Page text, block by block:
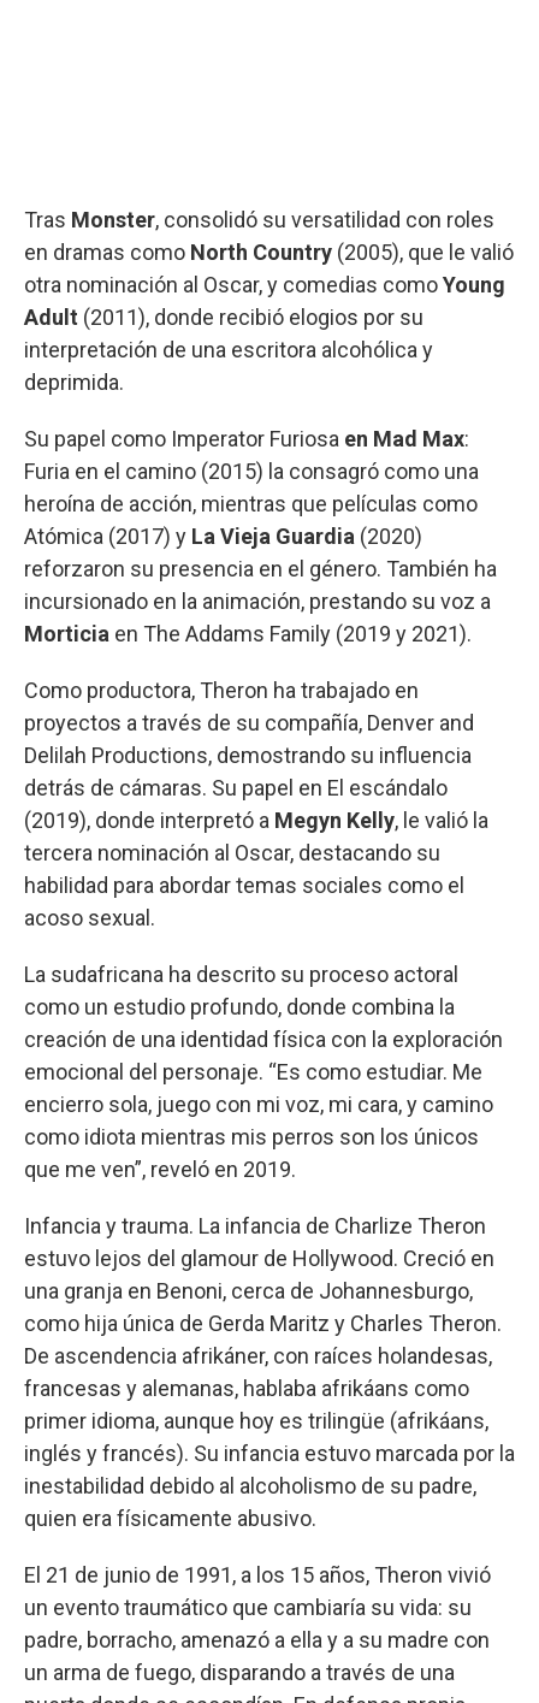
Tras Monster, consolidó su versatilidad con roles
en dramas como North Country (2005), que le valió
otra nominación al Oscar, y comedias comoYoung
Adult (2011), donde recibió elogios por su
interpretación de una escritora alcohólica y
deprimida.
Su papel como Imperator Furiosa en Mad Max:
Furia en el camino (2015) la consagró como una
heroína de acción, mientras que películas como
Atómica (2017) y La Vieja Guardia (2020)
reforzaron su presencia en el género. También ha
incursionado en la animación, prestando su voz a
Morticia en The Addams Family (2019 y 2021).
Como productora, Theron ha trabajado en
proyectos a través de su compañía, Denver and
Delilah Productions, demostrando su influencia
detrás de cámaras. Su papel en El escándalo
(2019), donde interpretó a Megyn Kelly, le valió la
tercera nominación al Oscar, destacando su
habilidad para abordar temas sociales como el
acoso sexual.
La sudafricana ha descrito su proceso actoral
como un estudio profundo, donde combina la
creación de una identidad física con la exploración
emocional del personaje. “Es como estudiar. Me
encierro sola, juego con mi voz, mi cara, y camino
como idiota mientras mis perros son los únicos
que me ven”, reveló en 2019.
Infancia y trauma. La infancia de Charlize Theron
estuvo lejos del glamour de Hollywood. Creció en
una granja en Benoni, cerca de Johannesburgo,
como hija única de Gerda Maritz y Charles Theron.
De ascendencia afrikáner, con raíces holandesas,
francesas y alemanas, hablaba afrikáans como
primer idioma, aunque hoy es trilingüe (afrikáans,
inglés y francés). Su infancia estuvo marcada por la
inestabilidad debido al alcoholismo de su padre,
quien era físicamente abusivo.
El 21 de junio de 1991, a los 15 años, Theron vivió
un evento traumático que cambiaría su vida: su
padre, borracho, amenazó a ella y a su madre con
un arma de fuego, disparando a través de una